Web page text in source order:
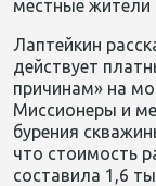
местные жители
Лаптейкин
действует
причинам» на
Миссионеры и
бурения
что стоимость
составила 1,6